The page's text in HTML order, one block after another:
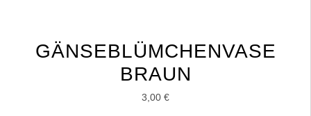
GÄNSEBLÜMCHENVASE
BRAUN
3,00 €